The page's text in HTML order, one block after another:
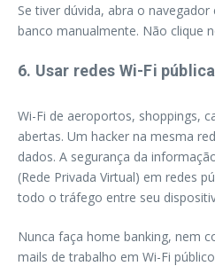
Se tiver dúvida, abra o
banco manualmente. Não clique
6. Usar redes Wi-Fi
Wi-Fi de aeroportos, shoppings,
abertas. Um hacker na mesma
dados. A segurança da
(Rede Privada Virtual) em redes
todo o tráfego entre seu
Nunca faça home banking, nem
mails de trabalho em Wi-Fi